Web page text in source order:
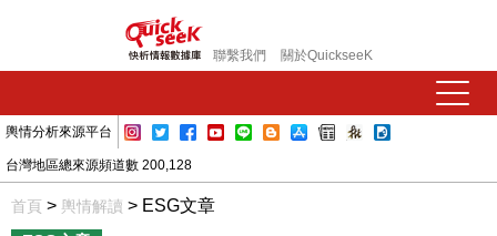
聯繫我們 關於QuickseeK
輿情分析來源平台
台灣地區總來源頻道數 200,128
首頁 > 輿情解讀 > ESG文章